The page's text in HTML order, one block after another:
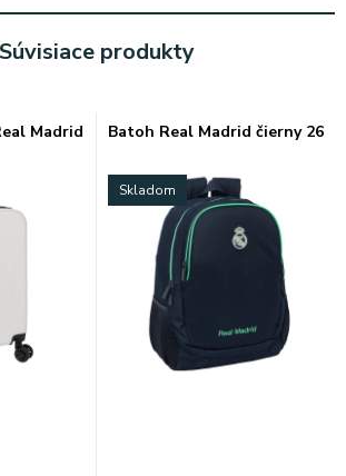
Súvisiace produkty
Madrid Batoh Real Madrid čierny 26
Skladom